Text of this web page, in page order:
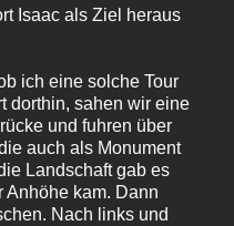
Isaac als Ziel heraus
ich eine solche Tour
dorthin, sahen wir eine
und fuhren über
auch als Monument
Landschaft gab es
Anhöhe kam. Dann
Nach links und